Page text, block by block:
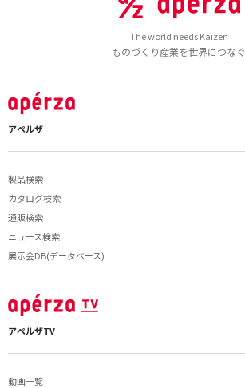
The world needs Kaizen
ものづくり産業を世界につなぐ
アペルザ
製品検索
カタログ検索
通販検索
ニュース検索
展示会DB(データベース)
アペルザTV
動画一覧